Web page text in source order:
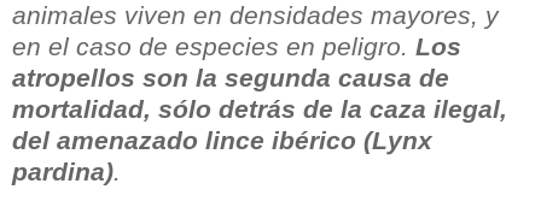
animales viven en densidades mayores, y
en el caso de especies en peligro. Los
atropellos son la segunda causa de
mortalidad, sólo detrás de la caza ilegal,
del amenazado lince ibérico (Lynx
pardina).